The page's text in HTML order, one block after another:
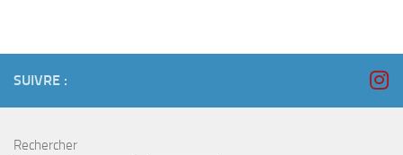
SUIVRE :
Rechercher